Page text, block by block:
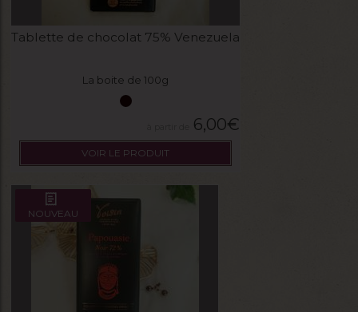
Tablette de chocolat 75% Venezuela
La boite de 100g
6,00€
VOIR LE PRODUIT
NOUVEAU